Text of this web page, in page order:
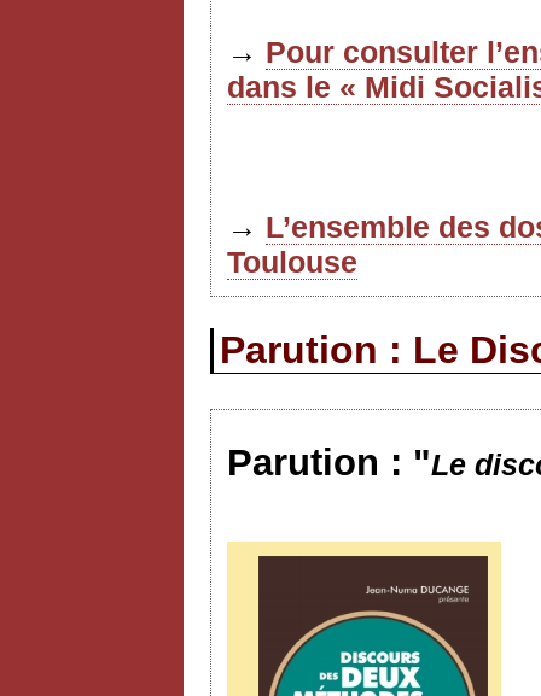
→ Pour consulter
dans le « Midi
→ L’ensemble des
Toulouse
Parution : Le
Parution : "Le